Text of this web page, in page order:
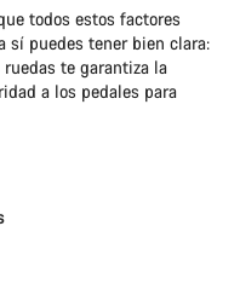
todos estos factores
sí puedes tener bien clara:
te garantiza la
a los pedales para